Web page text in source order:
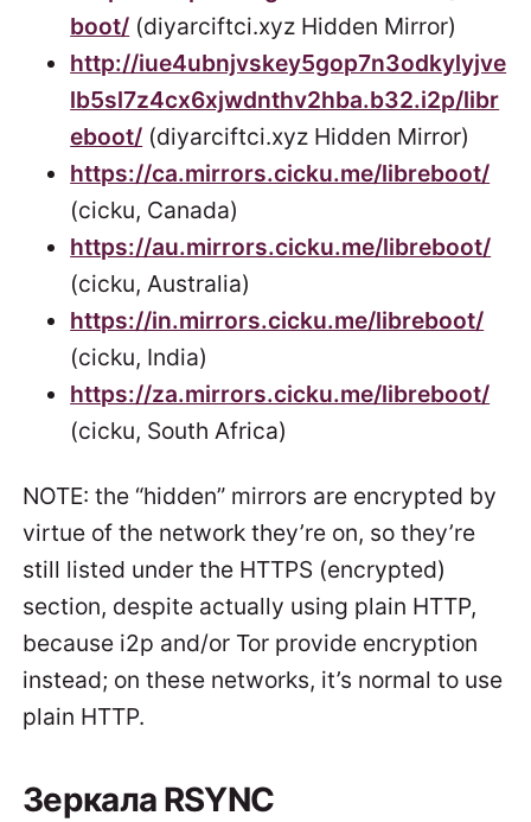
boot/ (diyarciftci.xyz Hidden Mirror)
http://iue4ubnjvskey5gop7n3odkylyjve
lb5sl7z4cx6xjwdnthv2hba.b32.i2p/libr
eboot/ (diyarciftci.xyz Hidden Mirror)
https://ca.mirrors.cicku.me/libreboot/
(cicku, Canada)
https://au.mirrors.cicku.me/libreboot/
(cicku, Australia)
https://in.mirrors.cicku.me/libreboot/
(cicku, India)
https://za.mirrors.cicku.me/libreboot/
(cicku, South Africa)
NOTE: the “hidden” mirrors are encrypted by
virtue of the network they’re on, so they’re
still listed under the HTTPS (encrypted)
section, despite actually using plain HTTP,
because i2p and/or Tor provide encryption
instead; on these networks, it’s normal to use
plain HTTP.
Зеркала RSYNC